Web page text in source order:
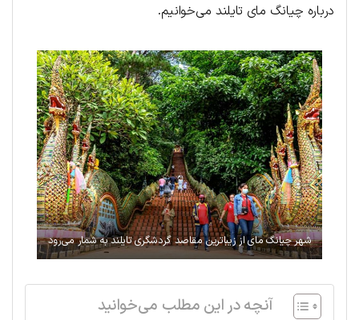
درباره چیانگ مای تایلند می‌خوانیم.
شهر چیانگ مای از زیباترین مقاصد گردشگری تایلند به شمار می‌رود
آنچه در این مطلب می‌خوانید